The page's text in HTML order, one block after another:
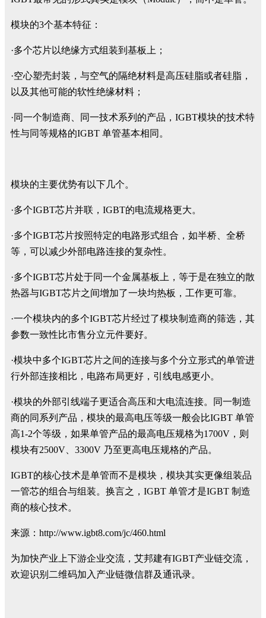
模块的3个基本特征：
·多个芯片以绝缘方式组装到基板上；
·空心塑壳封装，与空气的隔绝材料是高压硅脂或者硅脂，
以及其他可能的软性绝缘材料；
·同一个制造商、同一技术系列的产品，IGBT模块的技术特
性与同等规格的IGBT 单管基本相同。
模块的主要优势有以下几个。
·多个IGBT芯片并联，IGBT的电流规格更大。
·多个IGBT芯片按照特定的电路形式组合，如半桥、全桥
等，可以减少外部电路连接的复杂性。
·多个IGBT芯片处于同一个金属基板上，等于是在独立的散
热器与IGBT芯片之间增加了一块均热板，工作更可靠。
·一个模块内的多个IGBT芯片经过了模块制造商的筛选，其
参数一致性比市售分立元件要好。
·模块中多个IGBT芯片之间的连接与多个分立形式的单管进
行外部连接相比，电路布局更好，引线电感更小。
·模块的外部引线端子更适合高压和大电流连接。同一制造
商的同系列产品，模块的最高电压等级一般会比IGBT 单管
高1-2个等级，如果单管产品的最高电压规格为1700V，则
模块有2500V、3300V 乃至更高电压规格的产品。
IGBT的核心技术是单管而不是模块，模块其实更像组装品
一管芯的组合与组装。换言之，IGBT 单管才是IGBT 制造
商的核心技术。
来源：http://www.igbt8.com/jc/460.html
为加快产业上下游企业交流，艾邦建有IGBT产业链交流，
欢迎识别二维码加入产业链微信群及通讯录。